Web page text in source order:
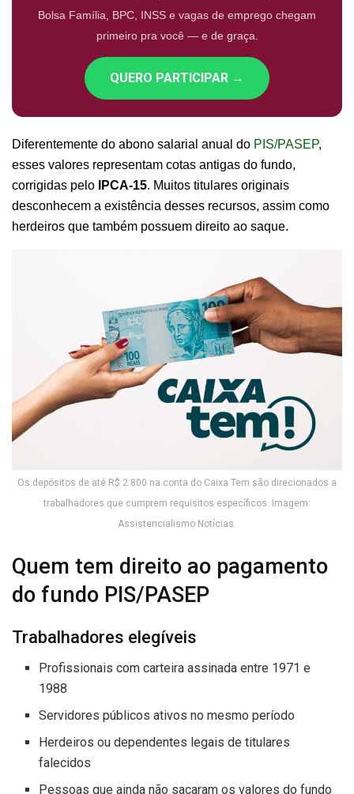
Bolsa Família, BPC, INSS e vagas de emprego chegam
primeiro pra você — e de graça.
QUERO PARTICIPAR →
Diferentemente do abono salarial anual do PIS/PASEP,
esses valores representam cotas antigas do fundo,
corrigidas pelo
IPCA-15. Muitos titulares originais
desconhecem a existência desses recursos, assim como
herdeiros que também possuem direito ao saque.
Os depósitos de até R$ 2.800 na conta do Caixa Tem são direcionados a
trabalhadores que cumprem requisitos específicos. Imagem:
Assistencialismo Notícias.
Quem tem direito ao pagamento
do fundo PIS/PASEP
Trabalhadores elegíveis
Profissionais com carteira assinada entre 1971 e
1988
Servidores públicos ativos no mesmo período
Herdeiros ou dependentes legais de titulares
falecidos
Pessoas que ainda não sacaram os valores do fundo